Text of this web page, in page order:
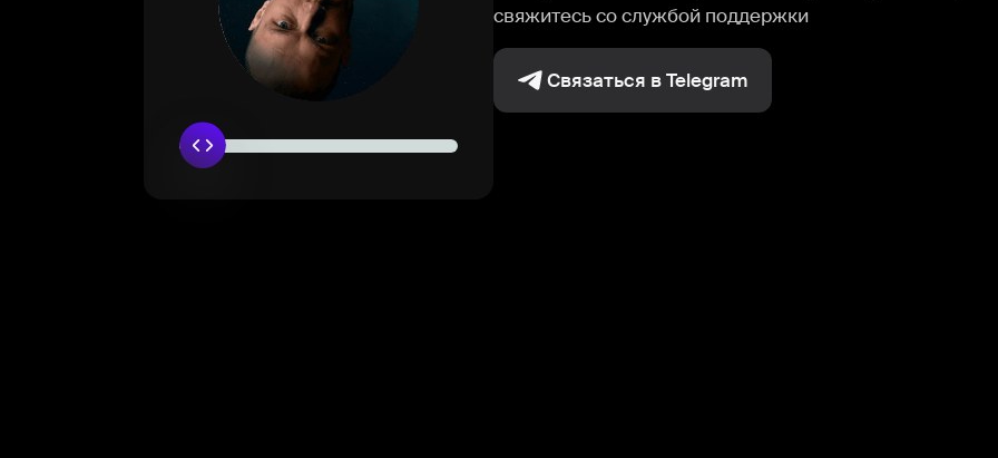
свяжитесь со службой поддержки
Связаться в Telegram